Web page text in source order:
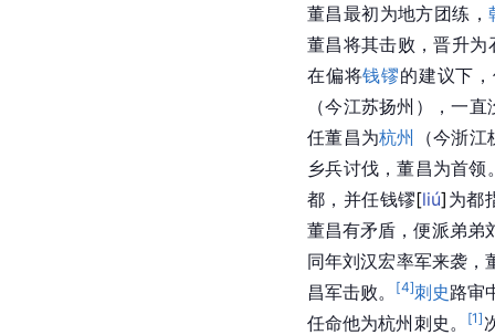
董昌最初为地方团练，
董昌将其击败，晋升为
在偏将钱镠的建议下
（今江苏扬州），一
任董昌为杭州
（今浙
乡兵讨伐，董昌为首领
都，并任钱镠[liú] 为都
董昌有矛盾，便派弟弟
同年刘汉宏率军来袭，
昌军击败。
[4]刺史路审
任命他为杭州刺史。
[1]